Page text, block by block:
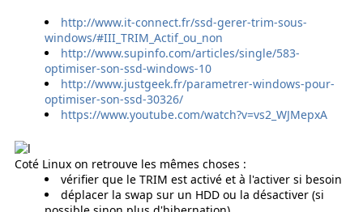
http://www.it-connect.fr/ssd-gerer-trim-sous-
windows/#III_TRIM_Actif_ou_non
http://www.supinfo.com/articles/single/583-
optimiser-son-ssd-windows-10
http://www.justgeek.fr/parametrer-windows-pour-
optimiser-son-ssd-30326/
https://www.youtube.com/watch?v=vs2_WJMepxA
Coté Linux on retrouve les mêmes choses :
vérifier que le TRIM est activé et à l'activer si besoin
déplacer la swap sur un HDD ou la désactiver (si